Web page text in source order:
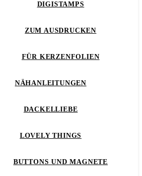
DIGISTAMPS
ZUM AUSDRUCKEN
FÜR KERZENFOLIEN
NÄHANLEITUNGEN
DACKELLIEBE
LOVELY THINGS
BUTTONS UND MAGNETE